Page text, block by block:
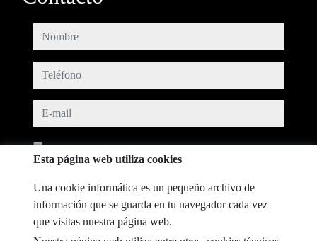
nombre
teléfono
e-mail
Esta página web utiliza cookies
Una cookie informática es un pequeño archivo de
información que se guarda en tu navegador cada vez
que visitas nuestra página web.